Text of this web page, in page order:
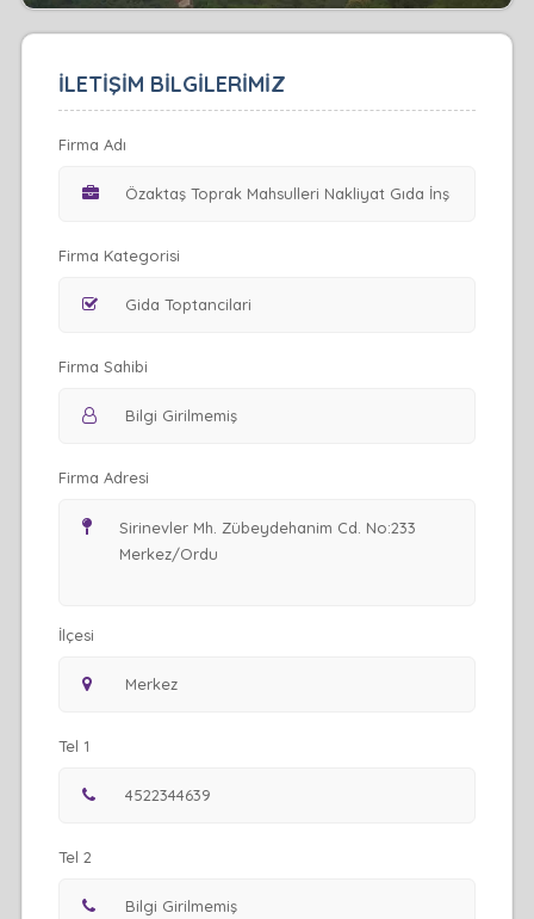
İLETİŞİM BİLGİLERİMİZ
Firma Adı
Firma Kategorisi
Firma Sahibi
Firma Adresi
İlçesi
Tel 1
Tel 2